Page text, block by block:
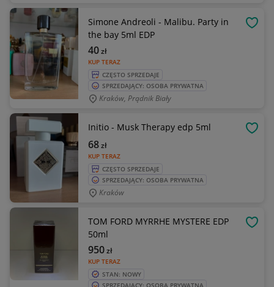
Simone Andreoli - Malibu. Party in
the bay 5ml EDP
KUP TERAZ
40zł
CZĘSTO SPRZEDAJE
SPRZEDAJĄCY: OSOBA PRYWATNA
Kraków, Prądnik Biały
Initio - Musk Therapy edp 5ml
KUP TERAZ
68zł
CZĘSTO SPRZEDAJE
SPRZEDAJĄCY: OSOBA PRYWATNA
Kraków
TOM FORD MYRRHE MYSTERE EDP
50ml
KUP TERAZ
950zł
STAN: NOWY
SPRZEDAJĄCY: OSOBA PRYWATNA